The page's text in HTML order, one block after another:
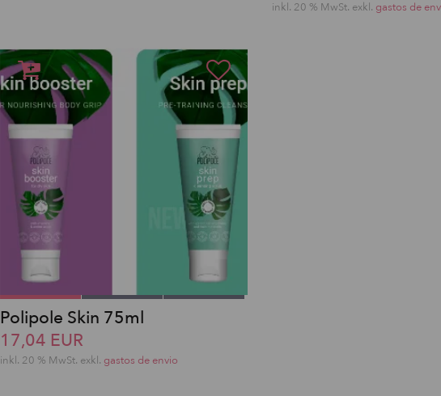
inkl. 20 % MwSt. exkl. gastos de
Polipole Skin 75ml
17,04 EUR
inkl. 20 % MwSt. exkl. gastos de envio